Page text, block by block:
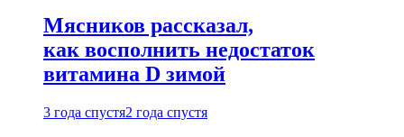
Мясников рассказал,
как восполнить недостаток
витамина D зимой
3 года спустя2 года спустя